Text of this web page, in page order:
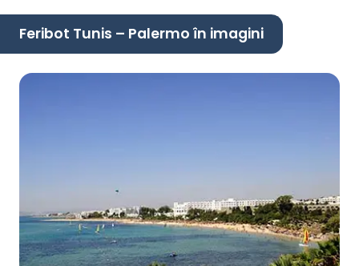
Feribot Tunis – Palermo în imagini